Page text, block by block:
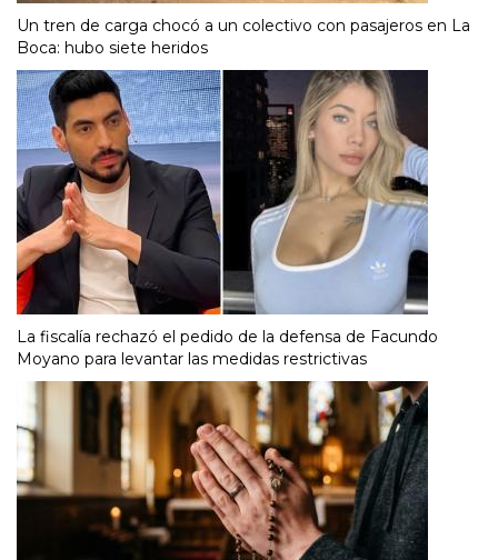
Un tren de carga chocó a un colectivo con pasajeros en La
Boca: hubo siete heridos
La fiscalía rechazó el pedido de la defensa de Facundo
Moyano para levantar las medidas restrictivas